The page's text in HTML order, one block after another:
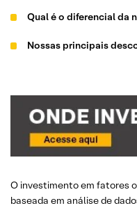
Qual é o diferencial da
Nossas principais
O investimento em fatores
baseada em análise de